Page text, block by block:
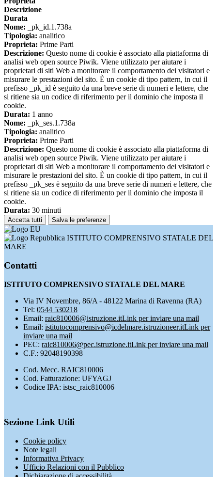
Descrizione
Durata
Nome: _pk_id.1.738a
Tipologia: analitico
Proprieta: Prime Parti
Descrizione: Questo nome di cookie è associato alla piattaforma di
analisi web open source Piwik. Viene utilizzato per aiutare i
proprietari di siti Web a monitorare il comportamento dei visitatori e
misurare le prestazioni del sito. È un cookie di tipo pattern, in cui il
prefisso _pk_id è seguito da una breve serie di numeri e lettere, che
si ritiene sia un codice di riferimento per il dominio che imposta il
cookie.
Durata: 1 anno
Nome: _pk_ses.1.738a
Tipologia: analitico
Proprieta: Prime Parti
Descrizione: Questo nome di cookie è associato alla piattaforma di
analisi web open source Piwik. Viene utilizzato per aiutare i
proprietari di siti Web a monitorare il comportamento dei visitatori e
misurare le prestazioni del sito. È un cookie di tipo pattern, in cui il
prefisso _pk_ses è seguito da una breve serie di numeri e lettere, che
si ritiene sia un codice di riferimento per il dominio che imposta il
cookie.
Durata: 30 minuti
Accetta tutti Salva le preferenze
ISTITUTO COMPRENSIVO STATALE DEL
MARE
Contatti
ISTITUTO COMPRENSIVO STATALE DEL MARE
Via IV Novembre, 86/A - 48122 Marina di Ravenna (RA)
Tel: 0544 530218
Email: raic810006@istruzione.itLink per inviare una mail
Email: istitutocomprensivo@icdelmare.istruzioneer.itLink per
inviare una mail
PEC: raic810006@pec.istruzione.itLink per inviare una mail
C.F.: 92048190398
Cod. Mecc. RAIC810006
Cod. Fatturazione: UFYAGJ
Codice IPA: istsc_raic810006
Sezione Link Utili
Cookie policy
Note legali
Informativa Privacy
Ufficio Relazioni con il Pubblico